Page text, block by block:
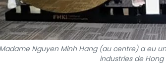
Madame Nguyen Minh Hang (au centre) a eu
industries de Hong